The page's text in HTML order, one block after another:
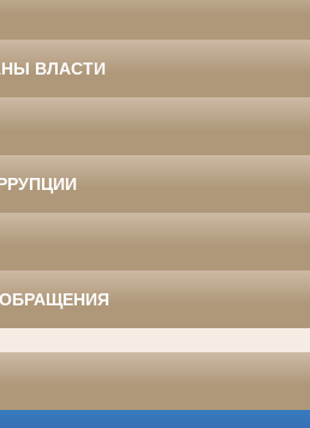
ВЛАСТИ